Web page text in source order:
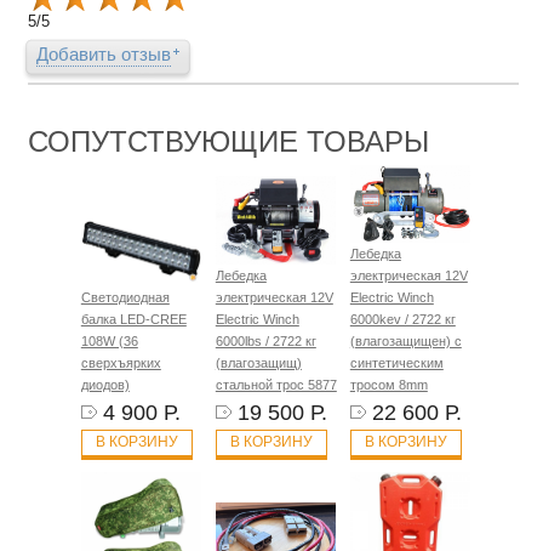
5/5
Добавить отзыв
СОПУТСТВУЮЩИЕ ТОВАРЫ
Светодиодная
балка LED-CREE
108W (36
сверхъярких
диодов)
4 900 Р.
В КОРЗИНУ
Лебедка
электрическая 12V
Electric Winch
6000lbs / 2722 кг
(влагозащищ)
стальной трос 5877
19 500 Р.
В КОРЗИНУ
Лебедка
электрическая 12V
Electric Winch
6000kev / 2722 кг
(влагозащищен) с
синтетическим
тросом 8mm
22 600 Р.
В КОРЗИНУ